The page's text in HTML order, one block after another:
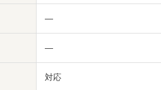
―
―
対応